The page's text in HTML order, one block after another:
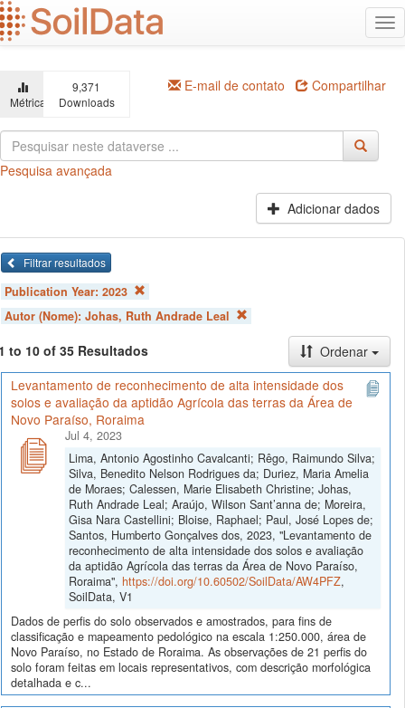
Ir
para
o
principal
Métricas
9,371
Downloads
E-mail de contato Compartilhar
Pesquisa avançada
Adicionar dados
Filtrar resultados
Publication Year: 2023
Autor (Nome): Johas, Ruth Andrade Leal
to 10 of 35 Resultados
Ordenar
Levantamento de reconhecimento de alta intensidade dos
solos e avaliação da aptidão Agrícola das terras da Área de
Novo Paraíso, Roraima
Jul 4, 2023
Lima, Antonio Agostinho Cavalcanti; Rêgo, Raimundo Silva;
Silva, Benedito Nelson Rodrigues da; Duriez, Maria Amelia
de Moraes; Calessen, Marie Elisabeth Christine; Johas,
Ruth Andrade Leal; Araújo, Wilson Sant’anna de; Moreira,
Gisa Nara Castellini; Bloise, Raphael; Paul, José Lopes de;
Santos, Humberto Gonçalves dos, 2023, "Levantamento de
reconhecimento de alta intensidade dos solos e avaliação
da aptidão Agrícola das terras da Área de Novo Paraíso,
Roraima", https://doi.org/10.60502/SoilData/AW4PFZ,
SoilData, V1
Dados de perfis do solo observados e amostrados, para fins de
classificação e mapeamento pedológico na escala 1:250.000, área de
Novo Paraíso, no Estado de Roraima. As observações de 21 perfis do
solo foram feitas em locais representativos, com descrição morfológica
detalhada e c...